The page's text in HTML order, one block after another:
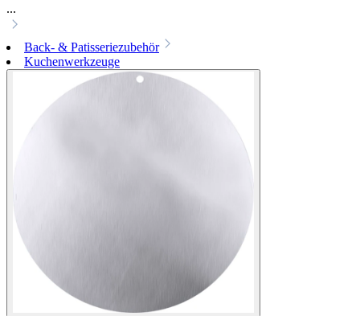
...
Back- & Patisseriezubehör
Kuchenwerkzeuge